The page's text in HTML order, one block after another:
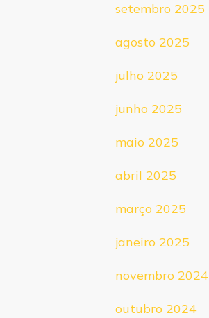
setembro 2025
agosto 2025
julho 2025
junho 2025
maio 2025
abril 2025
março 2025
janeiro 2025
novembro 2024
outubro 2024